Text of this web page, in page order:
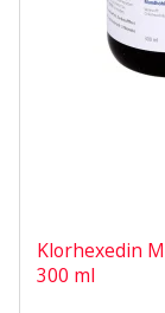
Klorhexedin
300 ml